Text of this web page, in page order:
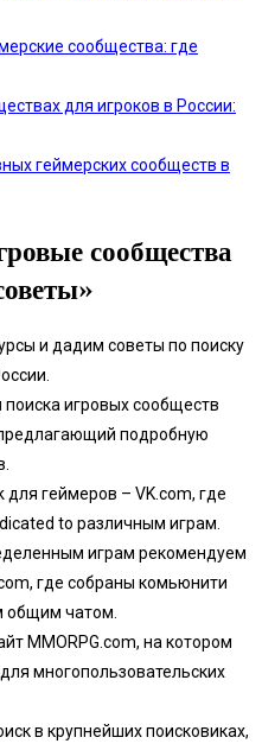
сообщества: где
для игроков в России:
геймерских сообществ в
сообщества
и дадим советы по поиску
игровых сообществ
подробную
геймеров – VK.com, где
to различным играм.
играм рекомендуем
где собраны комьюнити
общим чатом.
MMORPG.com, на котором
многопользовательских
в крупнейших поисковиках,